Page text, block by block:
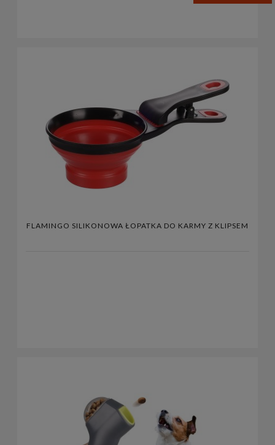
FLAMINGO SILIKONOWA ŁOPATKA DO KARMY Z KLIPSEM